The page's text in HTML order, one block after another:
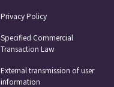
Privacy Policy
Specified Commercial
Transaction Law
External transmission of user
information